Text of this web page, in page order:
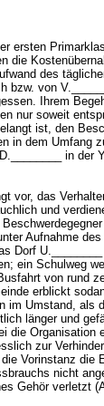
ersten
die
des
bzw. von
Ihrem
nur soweit
ist, den
in dem Umfang
in der
vor, das
und
Aufnahme
Dorf U.________
ein Schulweg
von rund
erblickt
im Umstand, als
länger und
die Organisation
zur
Vorinstanz die
nicht
Gehör verletzt (